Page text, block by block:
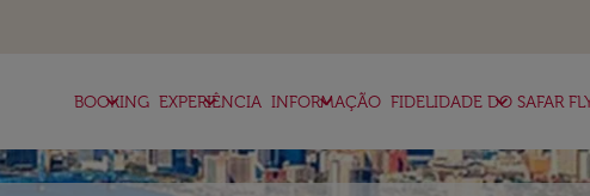
BOOKING
keyboard_arrow_down EXPERIÊNCIA
keyboard_arrow_down INFORMAÇÃO
keyboard_arrow_down FIDELIDADE DO SAFAR
keyboard_arrow_down